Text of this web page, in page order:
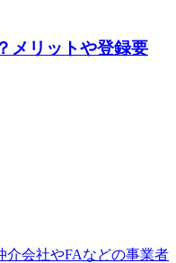
メリットや登録要
会社やFAなどの事業者